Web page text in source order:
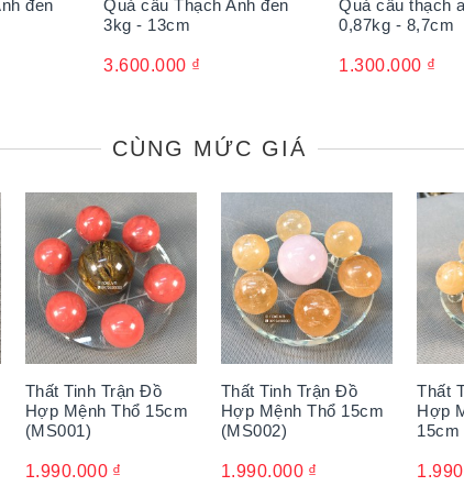
với gia chủ mệnh Thuỷ và mệnh Mộc. Việc an vị quả
lại sự ổn định và hỗ trợ tinh thần. Đây là vật phẩm được
đen
Quả cầu Thạch Anh đen
3kg - 13cm
3.600.000 ₫
Quả cầu thạch
0,87kg - 8,7cm
1.300.000 ₫
CÙNG MỨC GIÁ
Thất Tinh Trận Đồ
Hợp Mệnh Thổ 15cm
(MS001)
1.990.000 ₫
Thất Tinh Trận Đồ
Hợp Mệnh Thổ 15cm
(MS002)
1.990.000 ₫
Thất
Hợp
15cm